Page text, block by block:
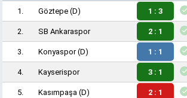
1. Göztepe (D) 1 : 3
2. SB Ankaraspor 2 : 1
3. Konyaspor(D) 1 : 1
4. Kayserispor 3 : 1
5. Kasımpaşa (D) 2 : 1